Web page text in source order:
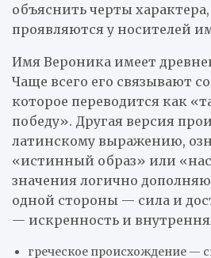
объяснить черты
проявляются у носителей
Имя Вероника имеет
Чаще всего его связывают
которое переводится как
победу». Другая версия
латинскому выражению,
«истинный образ» или
значения логично
одной стороны — сила и
— искренность и
греческое происхождение —